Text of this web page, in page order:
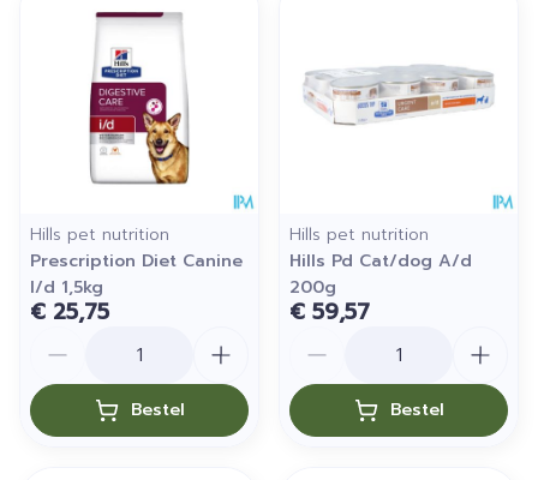
Hills pet nutrition
Prescription Diet Canine
I/d 1,5kg
€ 25,75
Bestel
Hills pet nutrition
Hills Pd Cat/dog A/d
200g
€ 59,57
Bestel